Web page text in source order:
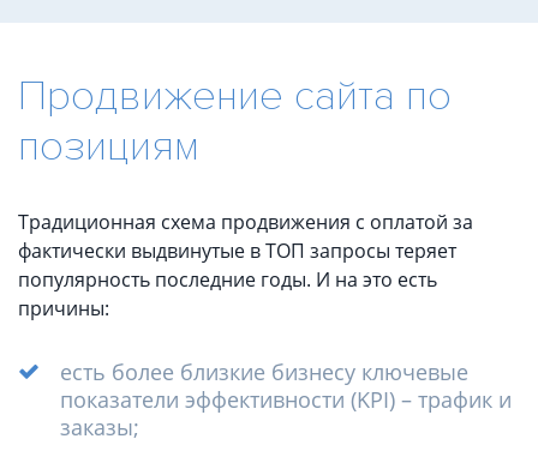
Продвижение сайта по
позициям
Традиционная схема продвижения с оплатой за
фактически выдвинутые в ТОП запросы теряет
популярность последние годы. И на это есть
причины:
есть более близкие бизнесу ключевые
показатели эффективности (KPI) – трафик и
заказы;